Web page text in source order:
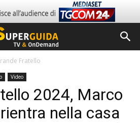
Fratello
Video
2024, Marco
nella casa